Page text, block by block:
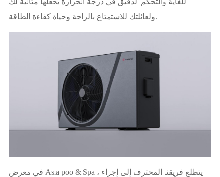
للغاية والتحكم الدقيق في درجة الحرارة يجعلها مثالية لك
ولعائلتك للاستمتاع بالراحة وحياة كفاءة الطاقة.
في معرض Asia poo & Spa ، يتطلع فريقنا المحترف إلى إجراء